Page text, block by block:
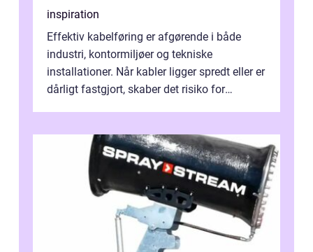
inspiration
Effektiv kabelføring er afgørende i både
industri, kontormiljøer og tekniske
installationer. Når kabler ligger spredt eller er
dårligt fastgjort, skaber det risiko for